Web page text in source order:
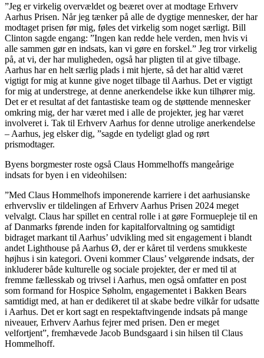
”Jeg er virkelig overvældet og beæret over at modtage Erhverv
Aarhus Prisen. Når jeg tænker på alle de dygtige mennesker, der har
modtaget prisen før mig, føles det virkelig som noget særligt. Bill
Clinton sagde engang: ”Ingen kan redde hele verden, men hvis vi
alle sammen gør en indsats, kan vi gøre en forskel.” Jeg tror virkelig
på, at vi, der har muligheden, også har pligten til at give tilbage.
Aarhus har en helt særlig plads i mit hjerte, så det har altid været
vigtigt for mig at kunne give noget tilbage til Aarhus. Det er vigtigt
for mig at understrege, at denne anerkendelse ikke kun tilhører mig.
Det er et resultat af det fantastiske team og de støttende mennesker
omkring mig, der har været med i alle de projekter, jeg har været
involveret i. Tak til Erhverv Aarhus for denne utrolige anerkendelse
– Aarhus, jeg elsker dig, ”sagde en tydeligt glad og rørt
prismodtager.
Byens borgmester roste også Claus Hommelhoffs mangeårige
indsats for byen i en videohilsen:
”Med Claus Hommelhofs imponerende karriere i det aarhusianske
erhvervsliv er tildelingen af Erhverv Aarhus Prisen 2024 meget
velvalgt. Claus har spillet en central rolle i at gøre Formuepleje til en
af Danmarks førende inden for kapitalforvaltning og samtidigt
bidraget markant til Aarhus’ udvikling med sit engagement i blandt
andet Lighthouse på Aarhus Ø, der er kåret til verdens smukkeste
højhus i sin kategori. Oveni kommer Claus’ velgørende indsats, der
inkluderer både kulturelle og sociale projekter, der er med til at
fremme fællesskab og trivsel i Aarhus, men også omfatter en post
som formand for Hospice Søholm, engagementet i Bakken Bears
samtidigt med, at han er dedikeret til at skabe bedre vilkår for udsatte
i Aarhus. Det er kort sagt en respektaftvingende indsats på mange
niveauer, Erhverv Aarhus fejrer med prisen. Den er meget
velfortjent”, fremhævede Jacob Bundsgaard i sin hilsen til Claus
Hommelhoff.